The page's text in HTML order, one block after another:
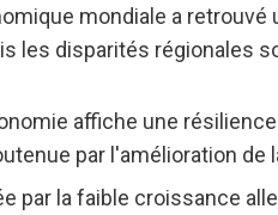
mondiale a retrouvé
les disparités régionales
affiche une
par l'amélioration
par la faible croissance